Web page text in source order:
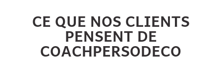
CE QUE NOS CLIENTS
PENSENT DE
COACHPERSODECO